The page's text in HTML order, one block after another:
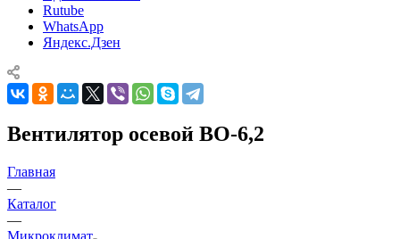
Rutube
WhatsApp
Яндекс.Дзен
Вентилятор осевой ВО-6,2
Главная
—
Каталог
—
Микроклимат